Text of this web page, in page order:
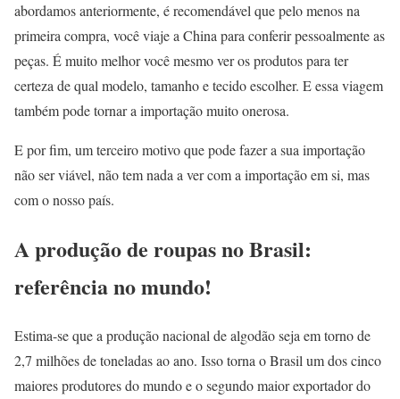
abordamos anteriormente, é recomendável que pelo menos na
primeira compra, você viaje a China para conferir pessoalmente as
peças. É muito melhor você mesmo ver os produtos para ter
certeza de qual modelo, tamanho e tecido escolher. E essa viagem
também pode tornar a importação muito onerosa.
E por fim, um terceiro motivo que pode fazer a sua importação
não ser viável, não tem nada a ver com a importação em si, mas
com o nosso país.
A produção de roupas no Brasil:
referência no mundo!
Estima-se que a produção nacional de algodão seja em torno de
2,7 milhões de toneladas ao ano. Isso torna o Brasil um dos cinco
maiores produtores do mundo e o segundo maior exportador do